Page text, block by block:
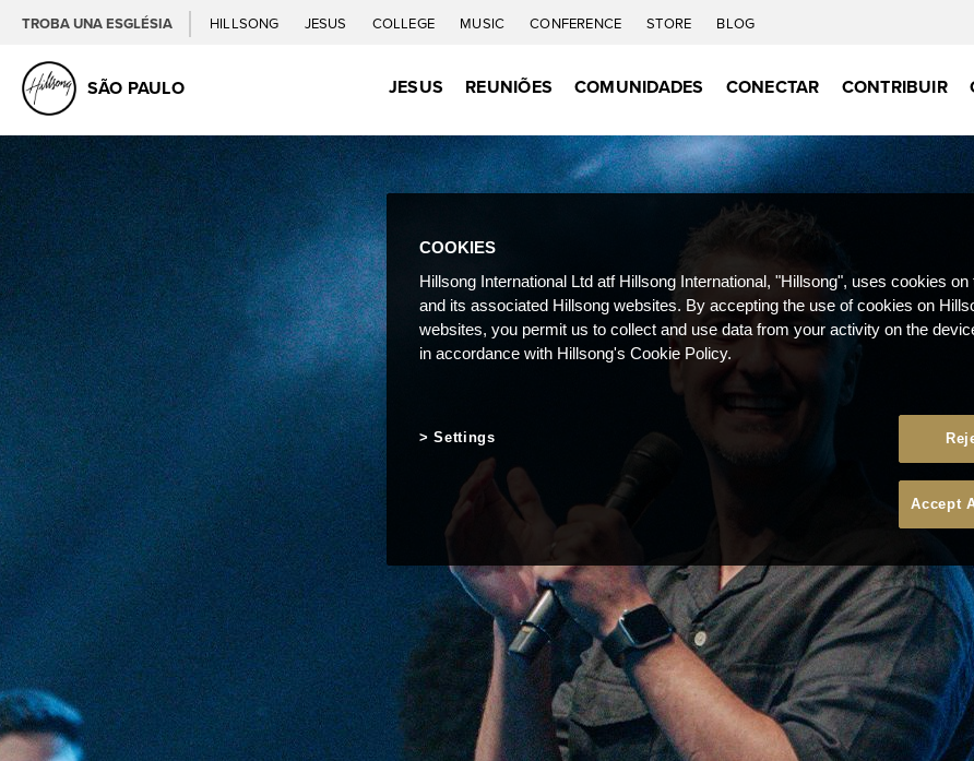
TROBA UNA ESGLÉSIA HILLSONG JESUS COLLEGE MUSIC CONFERENCE STORE BLOG
SÃO PAULO JESUS REUNIÕES COMUNIDADES CONECTAR CONTRIBUIR
COOKIES
Hillsong International Ltd atf Hillsong International, "Hillsong", uses cookies
and its associated Hillsong websites. By accepting the use of cookies on
websites, you permit us to collect and use data from your activity on the
in accordance with Hillsong's Cookie Policy.
Accept
Settings